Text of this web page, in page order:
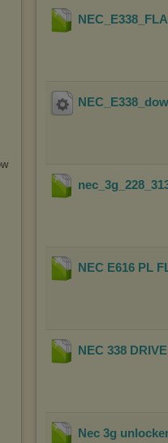
NEC E616 PL
NEC 338
Nec 3g unlocker